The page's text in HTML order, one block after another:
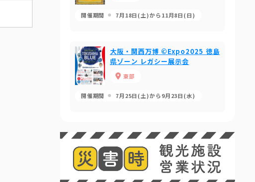
開催期間 7月18日(土)から11月8日(日)
大阪・関西万博 ©Expo2025 徳島
県ゾーン レガシー展示会
東部
開催期間 7月25日(土)から9月23日(水)